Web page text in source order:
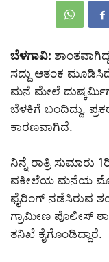
ಬೆಳಗಾವಿ:
ಸದ್ದು ಆತಂಕ
ಮನೆ ಮೇಲೆ
ಬೆಳಕಿಗೆ ಬಂದಿದ್ದು,
ಕಾರಣವಾಗಿದೆ.
ನಿನ್ನೆ ರಾತ್ರಿ
ವಕೀಲೆಯ ಮನೆಯ
ಫೈರಿಂಗ್ ನಡೆಸಿರುವ
ಗ್ರಾಮೀಣ ಪೊಲೀಸ್
ತನಿಖೆ ಕೈಗೊಂಡಿದ್ದಾರೆ.